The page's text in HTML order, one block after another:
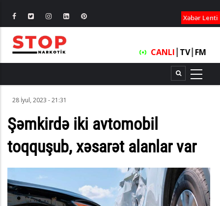
Xəbər Lenti
CANLI TV┃ FM
28 İyul, 2023 - 21:31
Şəmkirdə iki avtomobil
toqquşub, xəsarət alanlar var